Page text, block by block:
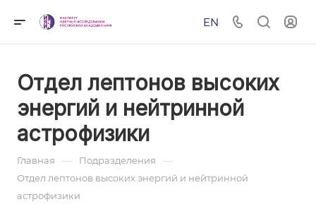
EN
Отдел лептонов высоких
энергий и нейтринной
астрофизики
Главная — Подразделения —
Отдел лептонов высоких энергий и нейтринной
астрофизики